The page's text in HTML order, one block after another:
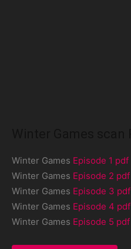
Winter Games Episode 1 pdf
Winter Games Episode 2 pdf
Winter Games Episode 3 pdf
Winter Games Episode 4 pdf
Winter Games Episode 5 pdf